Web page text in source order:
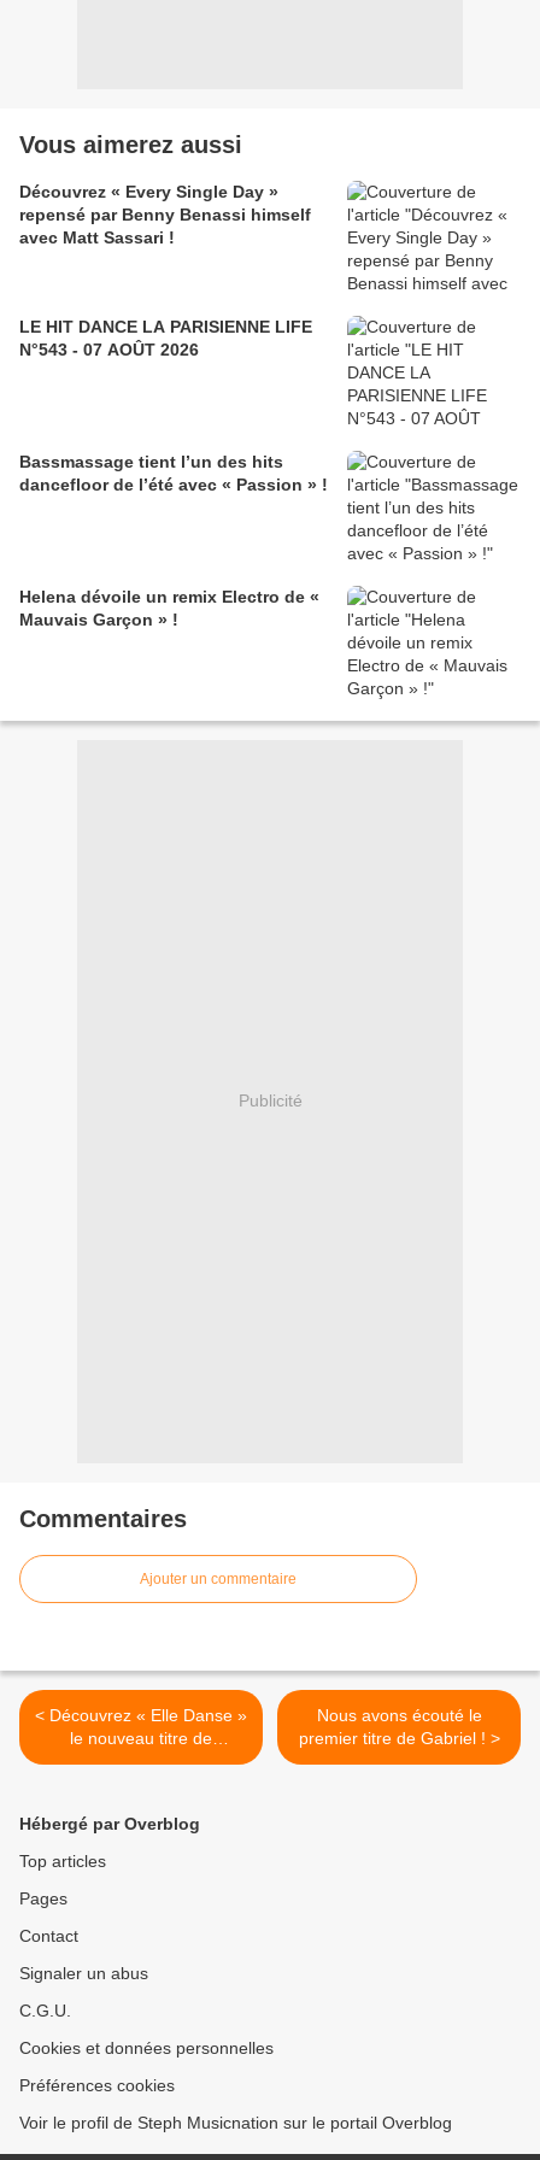
Vous aimerez aussi
Découvrez « Every Single Day »
repensé par Benny Benassi himself
avec Matt Sassari !
LE HIT DANCE LA PARISIENNE LIFE
N°543 - 07 AOÛT 2026
Bassmassage tient l’un des hits
dancefloor de l’été avec « Passion » !
Helena dévoile un remix Electro de «
Mauvais Garçon » !
Publicité
Commentaires
Ajouter un commentaire
< Découvrez « Elle Danse »
le nouveau titre de
SUPERMUSIQUE !
Nous avons écouté le
premier titre de Gabriel ! >
Hébergé par Overblog
Top articles
Pages
Contact
Signaler un abus
C.G.U.
Cookies et données personnelles
Préférences cookies
Voir le profil de Steph Musicnation sur le portail Overblog